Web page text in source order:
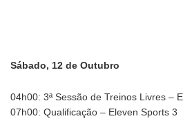
Sábado, 12 de Outubro
04h00: 3ª Sessão de Treinos Livres –
07h00: Qualificação – Eleven Sports 3